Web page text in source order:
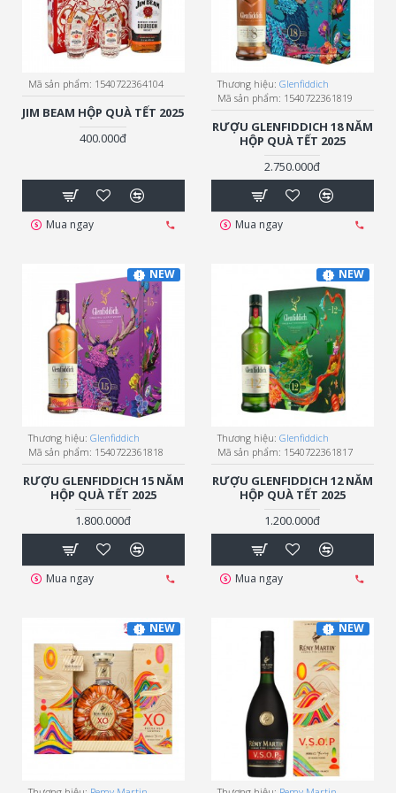
Mã sản phẩm: 1540722364104
JIM BEAM HỘP QUÀ TẾT 2025
400.000đ
Mua ngay
Thương hiệu: Glenfiddich
Mã sản phẩm: 1540722361819
RƯỢU GLENFIDDICH 18 NĂM
HỘP QUÀ TẾT 2025
2.750.000đ
Mua ngay
NEW
Thương hiệu: Glenfiddich
Mã sản phẩm: 1540722361818
RƯỢU GLENFIDDICH 15 NĂM
HỘP QUÀ TẾT 2025
1.800.000đ
Mua ngay
NEW
Thương hiệu: Glenfiddich
Mã sản phẩm: 1540722361817
RƯỢU GLENFIDDICH 12 NĂM
HỘP QUÀ TẾT 2025
1.200.000đ
Mua ngay
NEW NEW